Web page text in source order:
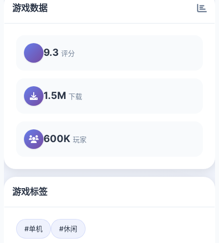
游戏数据
9.3 评分
1.5M 下载
600K 玩家
游戏标签
#单机 #休闲